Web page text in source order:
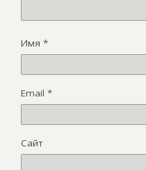
Имя *
Email *
Сайт